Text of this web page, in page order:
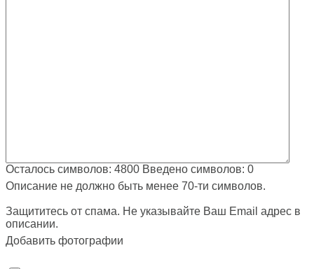
Осталось символов: 4800 Введено символов: 0
Описание не должно быть менее 70-ти символов.
Защититесь от спама. Не указывайте Ваш Email адрес в
описании.
Добавить фотографии